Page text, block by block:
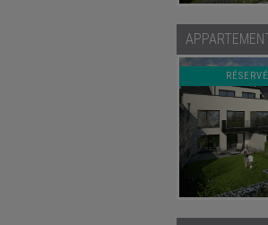
RÉSERVÉ